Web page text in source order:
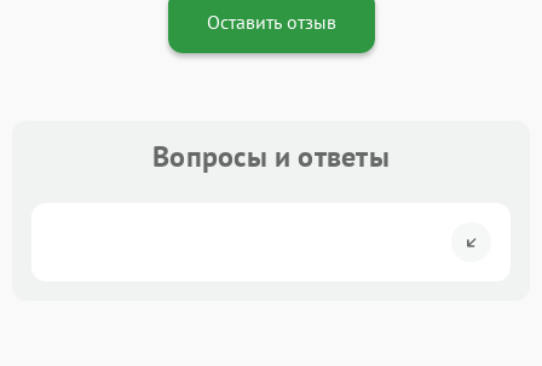
Оставить отзыв
Вопросы и ответы